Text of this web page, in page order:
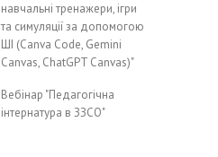
навчальні тренажери, ігри
та симуляції за допомогою
ШІ (Canva Code, Gemini
Canvas, ChatGPT Canvas)"
Вебінар "Педагогічна
інтернатура в ЗЗСО"